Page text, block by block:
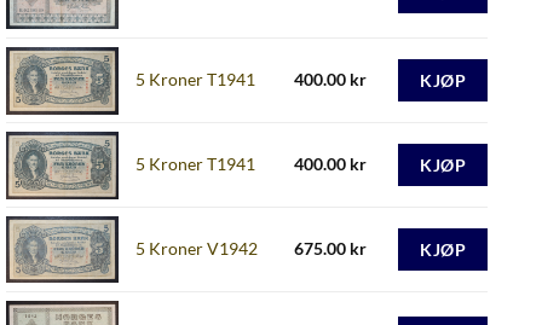
5 Kroner T1941 400.00 kr KJØP
5 Kroner T1941 400.00 kr KJØP
5 Kroner V1942 675.00 kr KJØP